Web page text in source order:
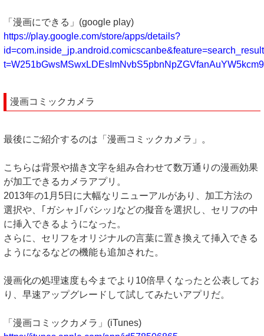
「漫画にできる」(google play)
https://play.google.com/store/apps/details?
漫画コミックカメラ
最後にご紹介するのは「漫画コミックカメラ」。
こちらは背景や描き文字を組み合わせて数万通りの漫画効果
が加工できるカメラアプリ。
2013年の1月5日に大幅なリニューアルがあり、加工方法の
選択や、｢ガシャ｣｢バシッ｣などの擬音を選択し、セリフの中
に挿入できるようになった。
さらに、セリフをオリジナルの言葉に置き換えて挿入できる
ようになるなどの機能も追加された。
漫画化の処理速度も今までより10倍早くなったと公表してお
り、早速アップグレードして試してみたいアプリだ。
「漫画コミックカメラ」(iTunes)